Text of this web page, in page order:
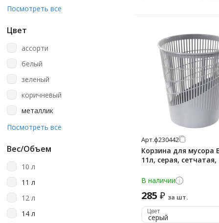
Laima
Merida
Staff
Оскол-Пласт
Стамм
Титан
Посмотреть все
Цвет
ассорти
белый
зеленый
коричневый
металлик
оранжевый
Посмотреть все
Вес/Объем
10 л
11 л
12 л
14 л
Арт.ф230442
Корзина для мусора
11л, серая, сетчатая,
В наличии
285 ₽ за шт.
Цвет
серый